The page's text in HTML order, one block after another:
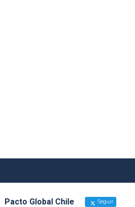
Pacto Global Chile Seguir